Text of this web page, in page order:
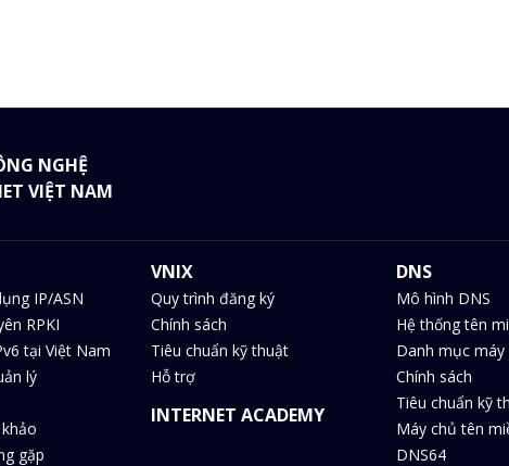
NGHỆ
VIỆT NAM
IP/ASN
RPKI
tại Việt Nam
lý
gặp
VNIX
Quy trình đăng ký
Chính sách
Tiêu chuẩn kỹ thuật
Hỗ trợ
INTERNET ACADEMY
DNS
Mô hình DNS
Hệ thống tên
Danh mục máy
Chính sách
Tiêu chuẩn kỹ
Máy chủ tên
DNS64